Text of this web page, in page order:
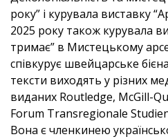
року” і курувала виставку
2025 року також курувала
тримає” в Мистецькому
співкурує швейцарське
тексти виходять у різних
виданих Routledge, McGill-
Forum Transregionale
Вона є членкинею